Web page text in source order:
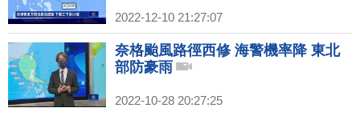
2022-12-10 21:27:07
奈格颱風路徑西修 海警機率降 東北
部防豪雨
2022-10-28 20:27:25